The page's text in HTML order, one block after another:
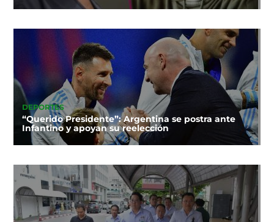
DEPORTES
“Querido Presidente”: Argentina se postra ante
Infantino y apoyan su reelección